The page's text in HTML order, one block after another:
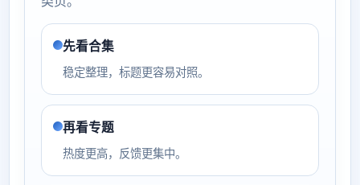
先看合集
稳定整理，标题更容易对照。
再看专题
热度更高，反馈更集中。